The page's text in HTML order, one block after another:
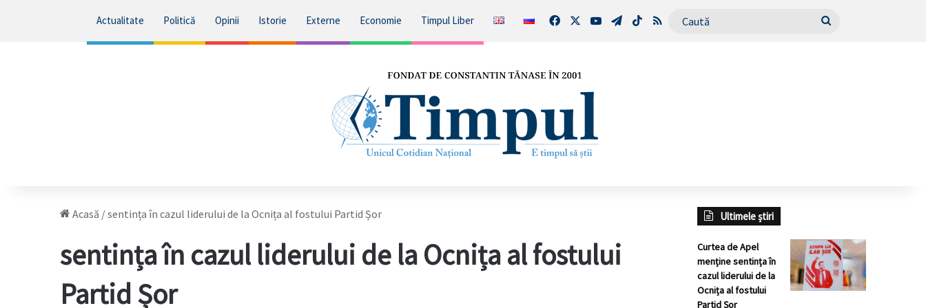
Actualitate Politică Opinii Istorie Externe Economie Timpul Liber FacebookYouTubeTelegram
TikTokRSS Caută
Acasă /sentința în cazul liderului de la Ocnița al fostului Partid Șor
sentința în cazul liderului de la Ocnița al fostului
Partid Șor
Ultimele știri
Curtea de Apel
menține sentința în
cazul liderului de la
Ocnița al fostului
Partid Șor